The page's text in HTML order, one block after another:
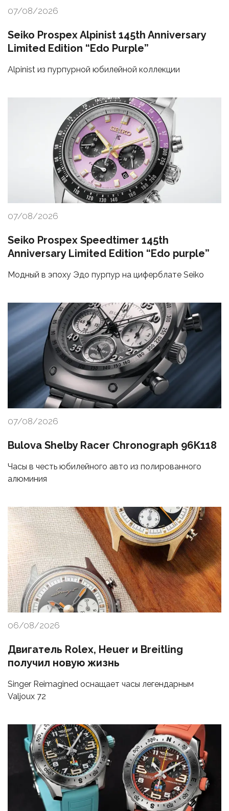
07/08/2026
Seiko Prospex Alpinist 145th Anniversary
Limited Edition “Edo Purple”
Alpinist из пурпурной юбилейной коллекции
07/08/2026
Seiko Prospex Speedtimer 145th
Anniversary Limited Edition “Edo purple”
Модный в эпоху Эдо пурпур на циферблате Seiko
07/08/2026
Bulova Shelby Racer Chronograph 96K118
Часы в честь юбилейного авто из полированного
алюминия
06/08/2026
Двигатель Rolex, Heuer и Breitling
получил новую жизнь
Singer Reimagined оснащает часы легендарным
Valjoux 72